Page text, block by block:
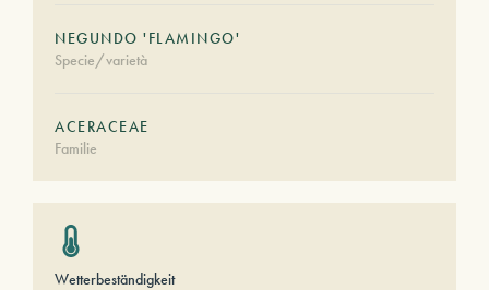
NEGUNDO 'FLAMINGO'
Specie/varietà
ACERACEAE
Familie
Wetterbeständigkeit